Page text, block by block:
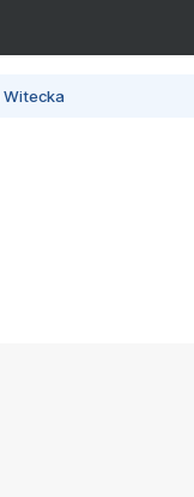
Witecka